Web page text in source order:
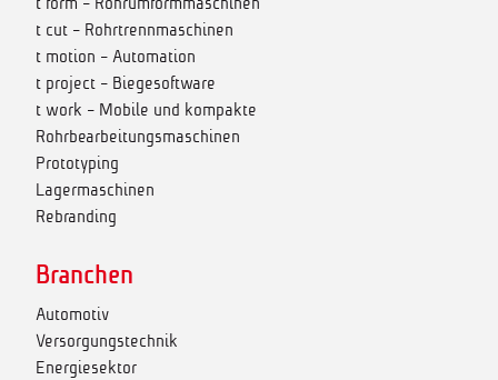
t cut - Rohrtrennmaschinen
t motion - Automation
t project - Biegesoftware
t work - Mobile und kompakte
Rohrbearbeitungsmaschinen
Prototyping
Lagermaschinen
Rebranding
Branchen
Automotiv
Versorgungstechnik
Energiesektor